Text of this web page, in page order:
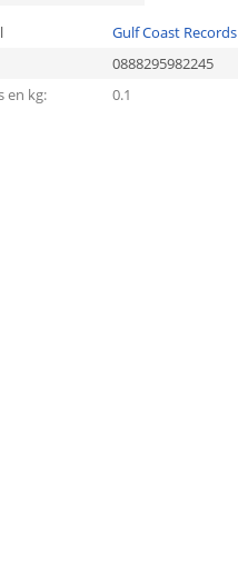
Gulf Coast Records
0888295982245
en kg:
0.1